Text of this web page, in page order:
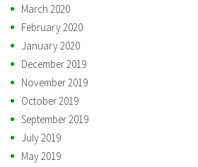
March 2020
February 2020
January 2020
December 2019
November 2019
October 2019
September 2019
July 2019
May 2019